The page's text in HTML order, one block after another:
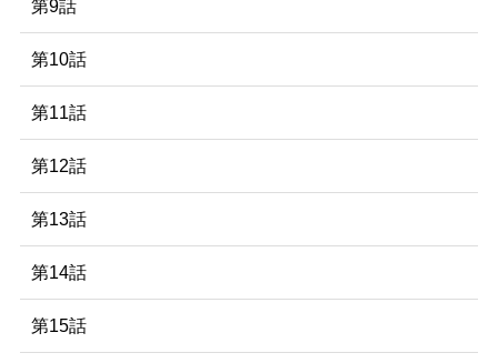
第9話
第10話
第11話
第12話
第13話
第14話
第15話